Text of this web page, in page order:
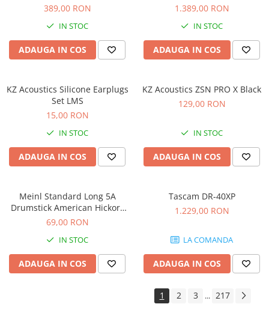
Masini de fum si ceata
Mixere DMX
Moving Head-uri
Proiectoare
Scene şi Ring-uri de Dans
Stative si schela lumini
Instrumente Muzicale
Chitare si bass
Claviaturi
Instrumente de percutie
Instrumente de suflat
Instrumente si jucarii pentru copii
Instrumente traditionale
Tobe
DJ
389,00 RON
IN STOC
ADAUGA IN COS
1.389,00 RON
IN STOC
ADAUGA IN COS
KZ Acoustics Silicone Earplugs
Set LMS
15,00 RON
IN STOC
ADAUGA IN COS
KZ Acoustics ZSN PRO X Black
129,00 RON
IN STOC
ADAUGA IN COS
Meinl Standard Long 5A
Drumstick American Hickory
SB103
69,00 RON
IN STOC
ADAUGA IN COS
Tascam DR-40XP
1.229,00 RON
LA COMANDA
ADAUGA IN COS
1 2 3 ... 217